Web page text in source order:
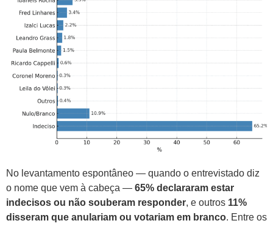
No levantamento espontâneo — quando o entrevistado diz
o nome que vem à cabeça — 65% declararam estar
indecisos ou não souberam responder, e outros 11%
disseram que anulariam ou votariam em branco. Entre os